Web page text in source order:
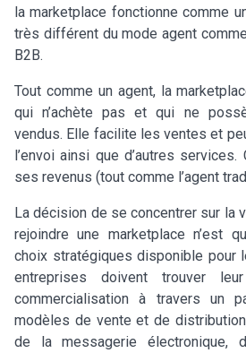
la marketplace fonctionne comme
très différent du mode agent
B2B.
Tout comme un agent, la
qui n’achète pas et qui ne
vendus. Elle facilite les ventes et
l’envoi ainsi que d’autres services.
ses revenus (tout comme l’agent
La décision de se concentrer sur la
rejoindre une marketplace n’est
choix stratégiques disponible pour
entreprises doivent trouver
commercialisation à travers un
modèles de vente et de
de la messagerie électronique,